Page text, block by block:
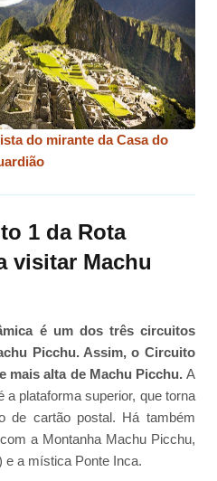
do mirante da Casa do
1 da Rota
visitar Machu
é um dos três circuitos
Picchu. Assim, o Circuito
mais alta de Machu Picchu. A
plataforma superior, que torna
de cartão postal. Há também
a Montanha Machu Picchu,
e a mística Ponte Inca.